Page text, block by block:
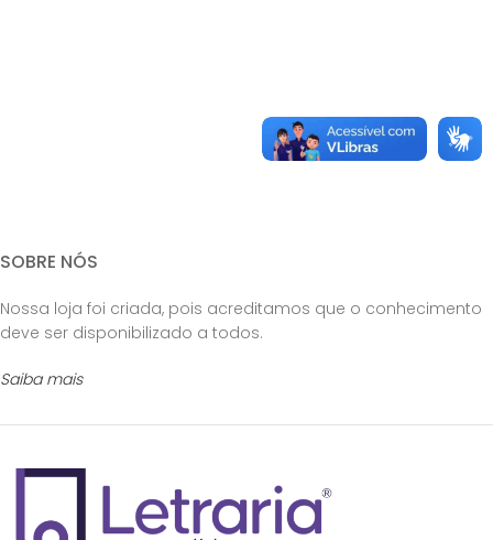
SOBRE NÓS
Nossa loja foi criada, pois acreditamos que o conhecimento
deve ser disponibilizado a todos.
Saiba mais